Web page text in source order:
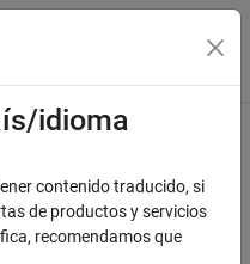
de navegación
information?
idioma
contenido traducido, si
de productos y servicios
recomendamos que